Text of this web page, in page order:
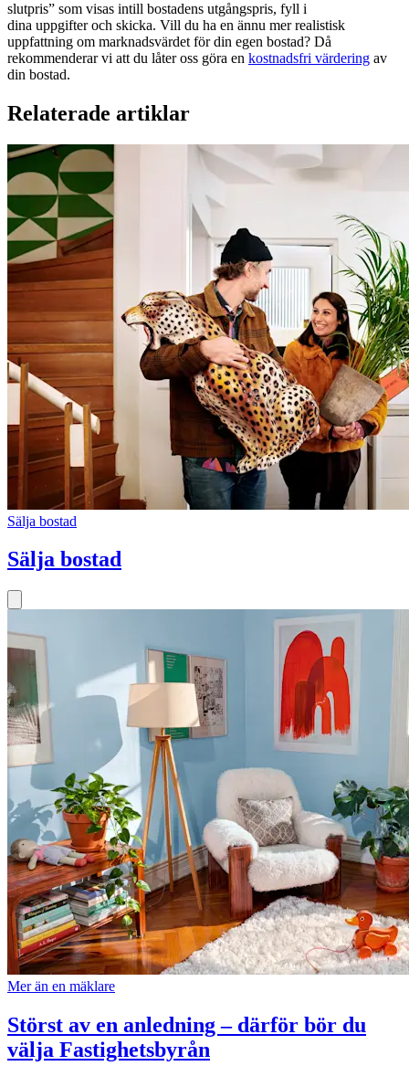
slutpris” som visas intill bostadens utgångspris, fyll i
dina uppgifter och skicka. Vill du ha en ännu mer realistisk
uppfattning om marknadsvärdet för din egen bostad? Då
rekommenderar vi att du låter oss göra en kostnadsfri värdering av
din bostad.
Relaterade artiklar
Sälja bostad
Sälja bostad
Mer än en mäklare
Störst av en anledning – därför bör du
välja Fastighetsbyrån